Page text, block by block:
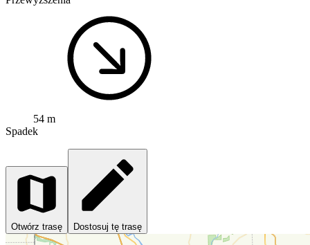
54 m
Spadek
Otwórz trasę Dostosuj tę trasę